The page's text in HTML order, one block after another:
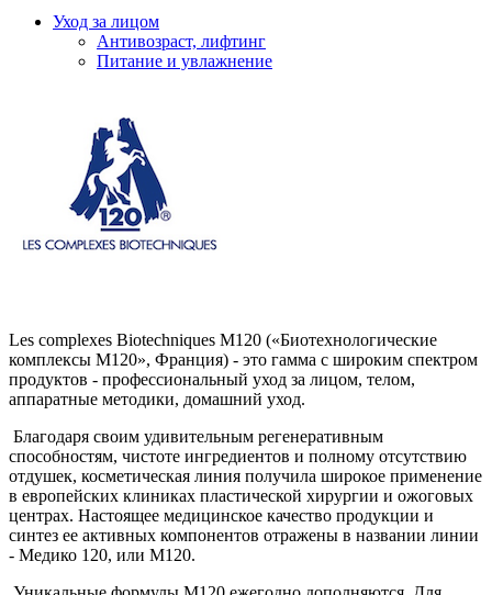
Уход за лицом
Антивозраст, лифтинг
Питание и увлажнение
Les complexes Biotechniques M120 («Биотехнологические
комплексы М120», Франция) - это гамма с широким спектром
продуктов - профессиональный уход за лицом, телом,
аппаратные методики, домашний уход.
Благодаря своим удивительным регенеративным
способностям, чистоте ингредиентов и полному отсутствию
отдушек, косметическая линия получила широкое применение
в европейских клиниках пластической хирургии и ожоговых
центрах. Настоящее медицинское качество продукции и
синтез ее активных компонентов отражены в названии линии
- Медико 120, или М120.